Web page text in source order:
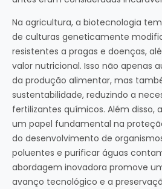
Na agricultura, a biotecnologia
de culturas geneticamente
resistentes a pragas e doenças,
valor nutricional. Isso não apenas
da produção alimentar, mas
sustentabilidade, reduzindo a
fertilizantes químicos. Além disso,
um papel fundamental na
do desenvolvimento de
poluentes e purificar águas
abordagem inovadora promove
avanço tecnológico e a